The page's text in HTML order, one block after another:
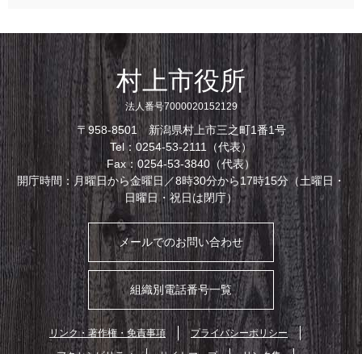
村上市役所
法人番号7000020152129
〒958-8501 新潟県村上市三之町1番1号
Tel：0254-53-2111（代表）
Fax：0254-53-3840（代表）
開庁時間：月曜日から金曜日／8時30分から17時15分（土曜日・
日曜日・祝日は閉庁）
メールでのお問い合わせ
組織別電話番号一覧
リンク・著作権・免責事項
プライバシーポリシー